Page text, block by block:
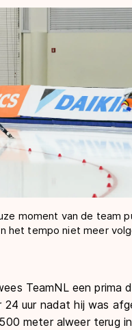
moment van de team
het tempo niet meer
TeamNL een prima
24 uur nadat hij was
meter alweer terug